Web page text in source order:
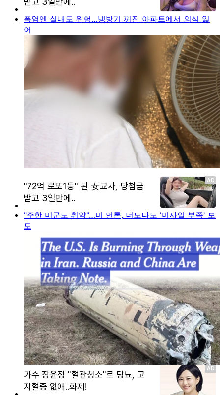
폭염엔 실내도 위험…냉방기 꺼진 아파트에서 의식 잃
어
"주한 미군도 취약"…미 언론, 너도나도 '미사일 부족' 보
도